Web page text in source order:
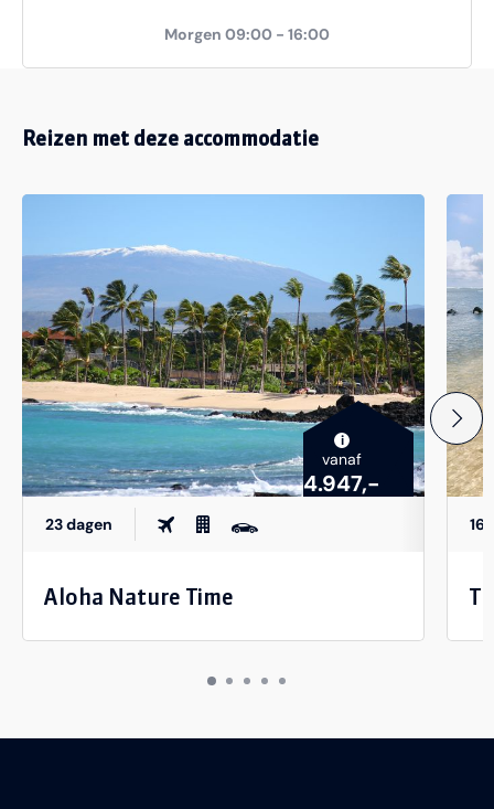
Morgen 09:00 - 16:00
Reizen met deze accommodatie
i
vanaf
4.947,-
23 dagen
Aloha Nature Time
16